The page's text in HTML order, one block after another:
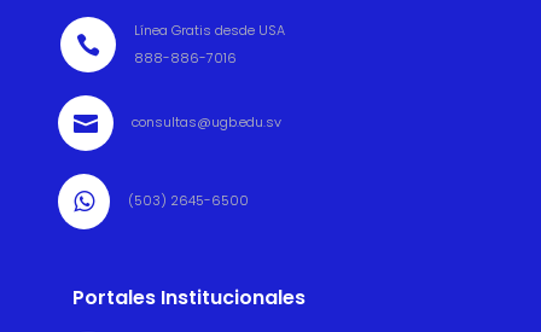

Línea Gratis desde USA
888-886-7016
 consultas@ugb.edu.sv
 (503) 2645-6500
Portales Institucionales